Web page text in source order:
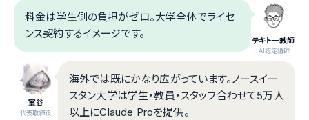
テキトー教師
.AI認定講師
料金は学生側の負担がゼロ。大学全体でライセ
ンス契約するイメージです。
室谷
代表取締役
海外では既にかなり広がっています。ノースイー
スタン大学は学生・教員・スタッフ合わせて5万人
以上にClaude Proを提供。